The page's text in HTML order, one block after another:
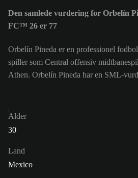
Den samlede vurdering for Orbelín
FC™ 26 er 77
Orbelín Pineda er en professionel
spiller som Central offensiv
Athen. Orbelín Pineda har en SML-
Alder
30
Land
Mexico